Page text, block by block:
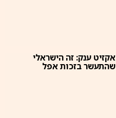
אקזיט ענק: זה הישראלי
שהתעשר בזכות אפל